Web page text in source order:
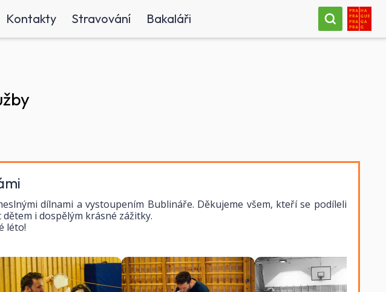
Kontakty Stravování Bakaláři
dílnami a vystoupením Bublináře. Děkujeme všem, kteří se podíleli
i dospělým krásné zážitky.
léto!